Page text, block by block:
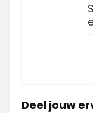
Deel jouw